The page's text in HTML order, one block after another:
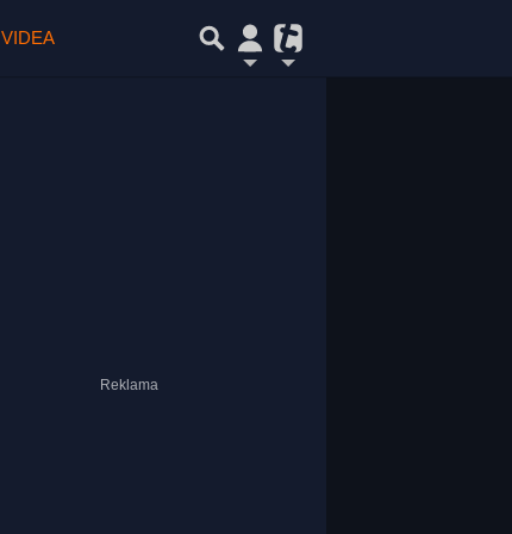
VIDEA